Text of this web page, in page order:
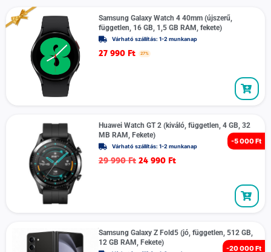
Samsung Galaxy Watch 4 40mm (újszerű,
független, 16 GB, 1,5 GB RAM, fekete)
Várható szállítás: 1-2 munkanap
27 990 Ft 27%
-5 000 Ft
Huawei Watch GT 2 (kiváló, független, 4 GB, 32
MB RAM, Fekete)
Várható szállítás: 1-2 munkanap
29 990Ft 24 990 Ft
-20 000 Ft
Samsung Galaxy Z Fold5 (jó, független, 512 GB,
12 GB RAM, Fekete)